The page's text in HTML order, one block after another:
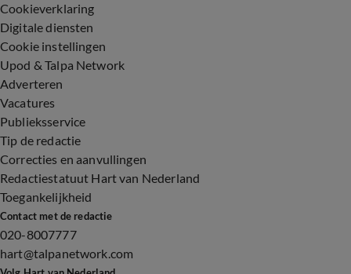
Cookieverklaring
Digitale diensten
Cookie instellingen
Upod & Talpa Network
Adverteren
Vacatures
Publieksservice
Tip de redactie
Correcties en aanvullingen
Redactiestatuut Hart van Nederland
Toegankelijkheid
Contact met de redactie
020-8007777
hart@talpanetwork.com